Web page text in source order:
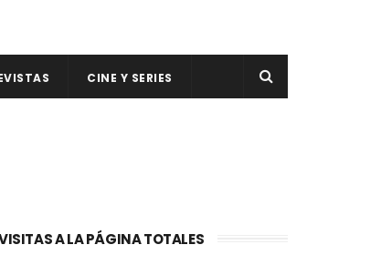
CINE Y SERIES
A LA PÁGINA TOTALES